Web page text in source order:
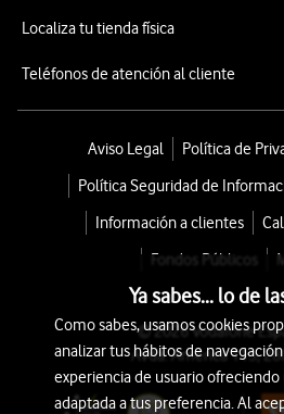
Localiza tu tienda física
Teléfonos de atención al cliente
Aviso Legal
Política de
Política Seguridad de
Información a clientes
Fondos Públicos
© 2026 Vodafone
Avda. América 115,
Ya sabes... lo de
Como sabes, usamos cookies
analizar tus hábitos de
experiencia de usuario
adaptada a tus preferencia. Al